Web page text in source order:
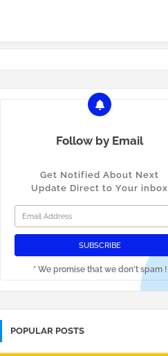
Follow by Email
Get Notified About Next
Update Direct to Your inbox
* We promise that we don't spam !
POPULAR POSTS